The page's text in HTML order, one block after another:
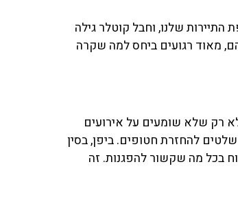
שלנו, וחבל קוטלר גילה
מאוד רגועים ביחס למה שקרה
רק שלא שומעים על אירועים
להחזרת חטופים. ביפן, בסין
בכל מה שקשור להפגנות. זה